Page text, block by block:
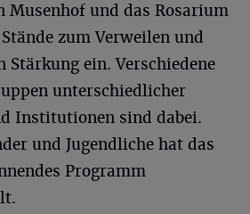
Musenhof und das Rosarium
zum Verweilen und
ein. Verschiedene
unterschiedlicher
Institutionen sind dabei.
und Jugendliche hat das
Programm